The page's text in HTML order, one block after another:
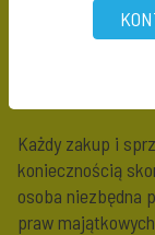
Każdy zakup i
koniecznością
osoba niezbędna
praw